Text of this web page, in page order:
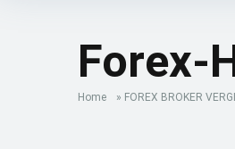
Forex-
Home » FOREX BROKER